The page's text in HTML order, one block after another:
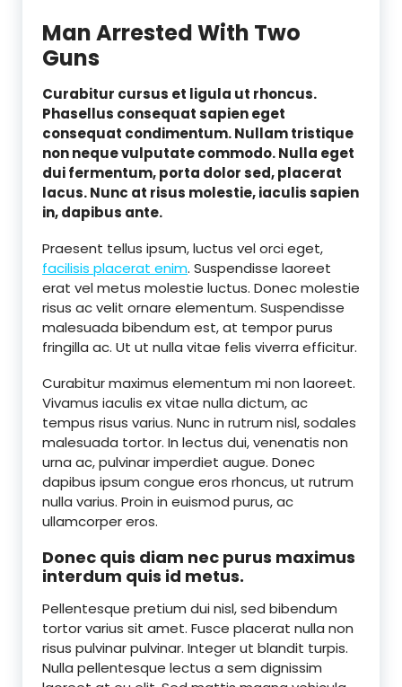
Man Arrested With Two
Guns
Curabitur cursus et ligula ut rhoncus.
Phasellus consequat sapien eget
consequat condimentum. Nullam tristique
non neque vulputate commodo. Nulla eget
dui fermentum, porta dolor sed, placerat
lacus. Nunc at risus molestie, iaculis sapien
in, dapibus ante.
Praesent tellus ipsum, luctus vel orci eget,
facilisis placerat enim. Suspendisse laoreet
erat vel metus molestie luctus. Donec molestie
risus ac velit ornare elementum. Suspendisse
malesuada bibendum est, at tempor purus
fringilla ac. Ut ut nulla vitae felis viverra efficitur.
Curabitur maximus elementum mi non laoreet.
Vivamus iaculis ex vitae nulla dictum, ac
tempus risus varius. Nunc in rutrum nisl, sodales
malesuada tortor. In lectus dui, venenatis non
urna ac, pulvinar imperdiet augue. Donec
dapibus ipsum congue eros rhoncus, ut rutrum
nulla varius. Proin in euismod purus, ac
ullamcorper eros.
Donec quis diam nec purus maximus
interdum quis id metus.
Pellentesque pretium dui nisl, sed bibendum
tortor varius sit amet. Fusce placerat nulla non
risus pulvinar pulvinar. Integer ut blandit turpis.
Nulla pellentesque lectus a sem dignissim